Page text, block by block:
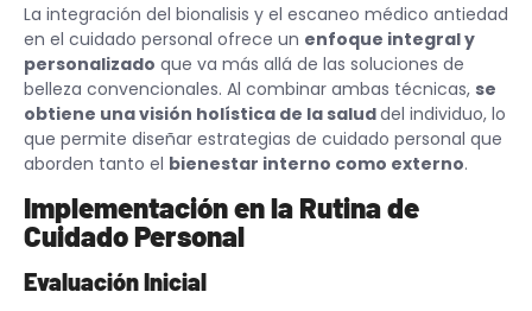
La integración del bionalisis y el escaneo médico antiedad
en el cuidado personal ofrece un enfoque integral y
personalizado que va más allá de las soluciones de
belleza convencionales. Al combinar ambas técnicas, se
obtiene una visión holística de la saluddel individuo, lo
que permite diseñar estrategias de cuidado personal que
aborden tanto el bienestar interno como externo.
Implementación en la Rutina de
Cuidado Personal
Evaluación Inicial